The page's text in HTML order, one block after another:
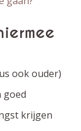
ook ouder)
goed
krijgen